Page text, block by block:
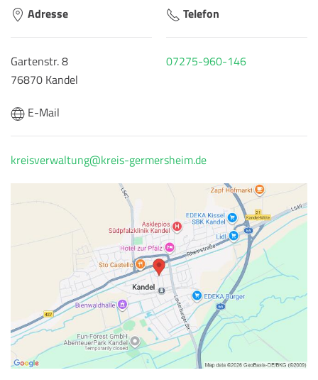
Adresse
Gartenstr. 8
76870 Kandel
Telefon
07275-960-146
E-Mail
kreisverwaltung@kreis-germersheim.de